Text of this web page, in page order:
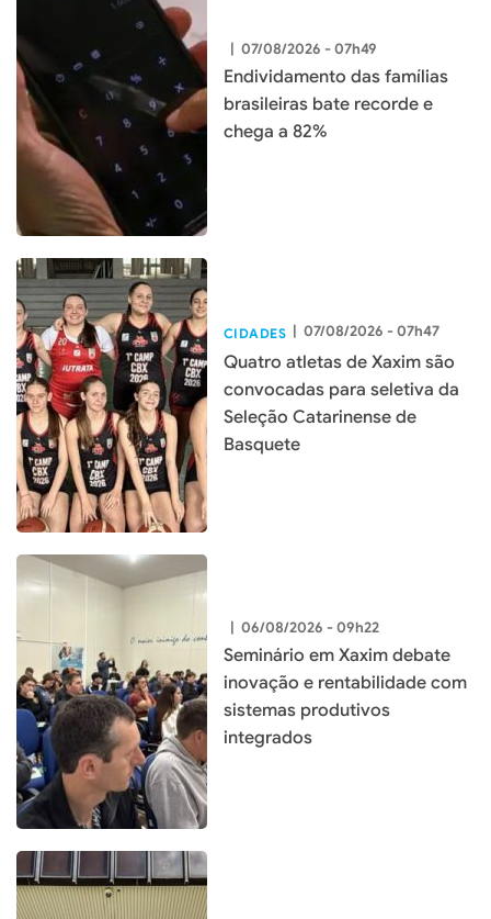
| 07/08/2026 - 07h49
Endividamento das famílias
brasileiras bate recorde e
chega a 82%
CIDADES | 07/08/2026 - 07h47
Quatro atletas de Xaxim são
convocadas para seletiva da
Seleção Catarinense de
Basquete
| 06/08/2026 - 09h22
Seminário em Xaxim debate
inovação e rentabilidade com
sistemas produtivos
integrados